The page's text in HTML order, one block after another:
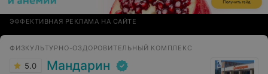
ЭФФЕКТИВНАЯ РЕКЛАМА НА САЙТЕ
ФИЗКУЛЬТУРНО-ОЗДОРОВИТЕЛЬНЫЙ КОМПЛЕКС
5.0 Мандарин